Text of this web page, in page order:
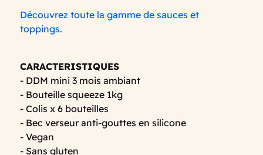
Découvrez toute la gamme de sauces et
toppings.
CARACTERISTIQUES
- DDM mini 3 mois ambiant
- Bouteille squeeze 1kg
- Colis x 6 bouteilles
- Bec verseur anti-gouttes en silicone
- Vegan
- Sans gluten